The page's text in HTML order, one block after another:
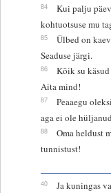
84
Kui palju
kohtuotsuse mu
85
Ülbed on
Seaduse järgi.
86
Kõik su
Aita mind!
87
Peaaegu
aga ei ole
88
Oma heldust
tunnistust!
40
Ja kuningas